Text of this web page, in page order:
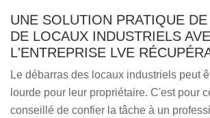
UNE SOLUTION PRATIQUE
DE LOCAUX INDUSTRIELS
L'ENTREPRISE LVE
Le débarras des locaux industriels peut
lourde pour leur propriétaire. C'est pour
conseillé de confier la tâche à un